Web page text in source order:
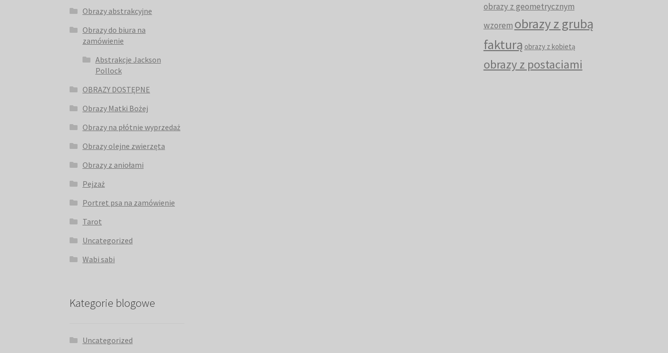
Obrazy abstrakcyjne
Obrazy do biura na
zamówienie
Abstrakcje Jackson
Pollock
OBRAZY DOSTĘPNE
Obrazy Matki Bożej
Obrazy na płótnie wyprzedaż
Obrazy olejne zwierzęta
Obrazy z aniołami
Pejzaż
Portret psa na zamówienie
Tarot
Uncategorized
Wabi sabi
Kategorie blogowe
Uncategorized
obrazy z geometrycznym
wzorem obrazy z grubą
fakturą obrazy z kobietą
obrazy z postaciami